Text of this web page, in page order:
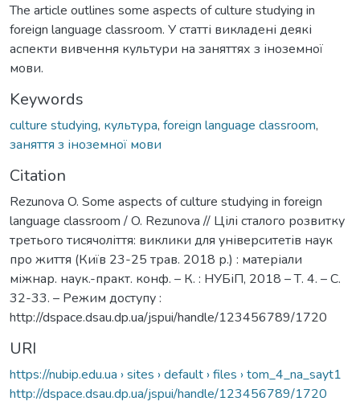
The article outlines some aspects of culture studying in
foreign language classroom. У статті викладені деякі
аспекти вивчення культури на заняттях з іноземної
мови.
Keywords
culture studying, культура, foreign language classroom,
заняття з іноземної мови
Citation
Rezunova O. Some aspects of culture studying in foreign
language classroom / O. Rezunova // Цілі сталого розвитку
третього тисячоліття: виклики для університетів наук
про життя (Київ 23-25 трав. 2018 р.) : матеріали
міжнар. наук.-практ. конф. – К. : НУБіП, 2018 – Т. 4. – C.
32-33. – Режим доступу :
http://dspace.dsau.dp.ua/jspui/handle/123456789/1720
URI
https://nubip.edu.ua › sites › default › files › tom_4_na_sayt1
http://dspace.dsau.dp.ua/jspui/handle/123456789/1720